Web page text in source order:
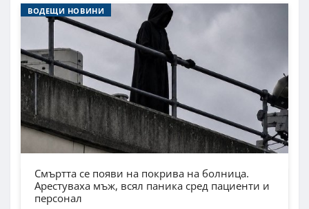
ВОДЕЩИ НОВИНИ
Смъртта се появи на покрива на болница.
Арестуваха мъж, всял паника сред пациенти и
персонал